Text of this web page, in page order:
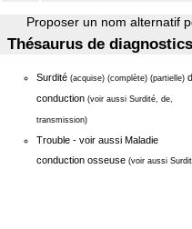
Proposer un nom alternatif
Thésaurus de
Surdité (acquise) (complète) (partielle)
conduction (voir aussi Surdité, de,
transmission)
Trouble - voir aussi Maladie
conduction osseuse (voir aussi